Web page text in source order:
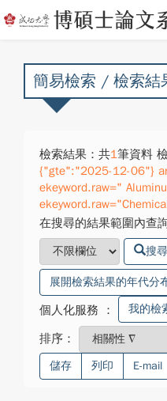
簡易檢索 / 檢索結
檢索結果：共1筆資料
{"gte":"2025-12-06"}
ekeyword.raw="
在搜尋的結果範圍內查
搜尋
展開檢索結果的年代分
個人化服務 ： 我的檢
排序：
儲存 列印 E-mail